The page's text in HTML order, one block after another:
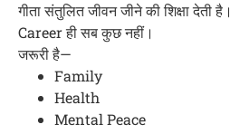
गीता संतुलित जीवन जीने की शिक्षा देती है।
Career ही सब कुछ नहीं।
जरूरी है—
Family
Health
Mental Peace